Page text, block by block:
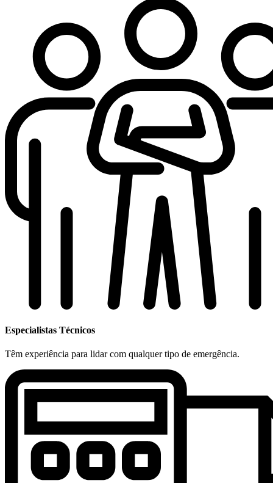
Especialistas Técnicos
Têm experiência para lidar com qualquer tipo de emergência.